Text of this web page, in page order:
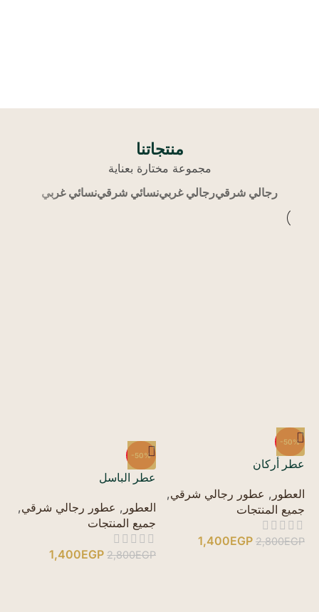
منتجاتنا
مجموعة مختارة بعناية
رجالي شرقيرجالي غربينسائي شرقينسائي غربي
-50%
عطر أركان
العطور , عطور رجالي شرقي,
جميع المنتجات
2,800EGP
1,400EGP
-50%
عطر الباسل
العطور , عطور رجالي شرقي,
جميع المنتجات
2,800EGP
1,400EGP